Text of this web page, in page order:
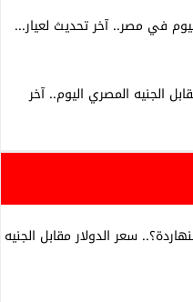
في مصر.. آخر تحديث لعيار...
الجنيه المصري اليوم.. آخر
سعر الدولار مقابل الجنيه